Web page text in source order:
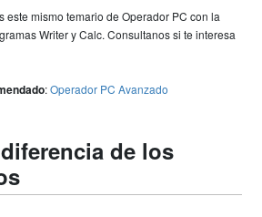
este mismo temario de Operador PC con la
Writer y Calc. Consultanos si te interesa
:Operador PC Avanzado
de los